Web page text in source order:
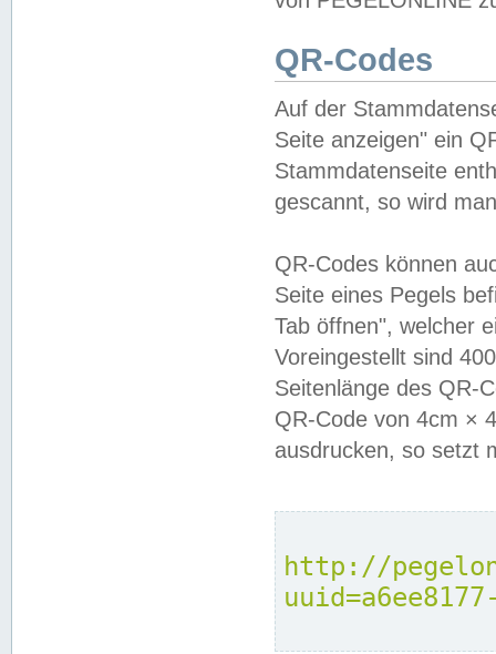
QR-Codes
Auf der
Seite anzeigen" ein
Stammdatenseite
gescannt, so wird
QR-Codes können
Seite eines Pegels
Tab öffnen", welcher
Voreingestellt sind
Seitenlänge des QR-
QR-Code von 4cm ×
ausdrucken, so setzt
http://